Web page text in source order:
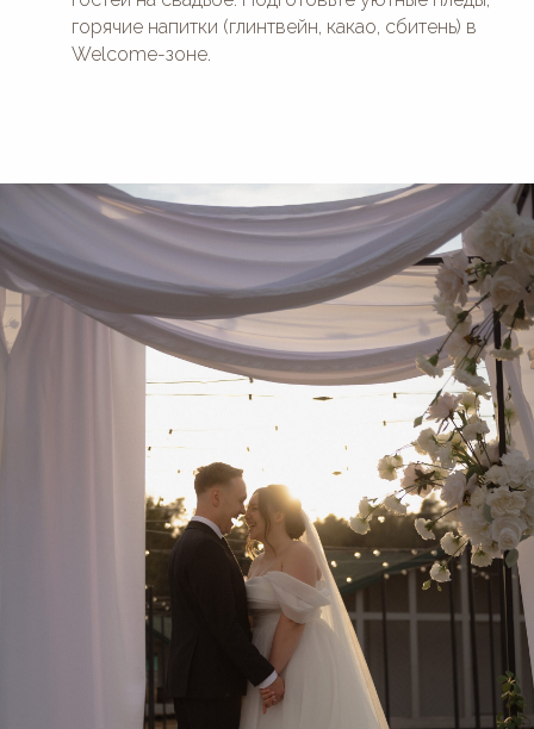
горячие напитки (глинтвейн, какао, сбитень) в
Welcome-зоне.